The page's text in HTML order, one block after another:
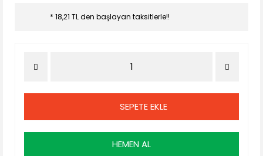
* 18,21 TL den başlayan taksitlerle!!
SEPETE EKLE
HEMEN AL